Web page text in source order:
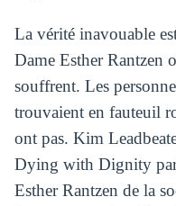
La vérité inavouable
Dame Esther Rantzen
souffrent. Les
trouvaient en fauteuil
ont pas. Kim
Dying with Dignity
Esther Rantzen de la